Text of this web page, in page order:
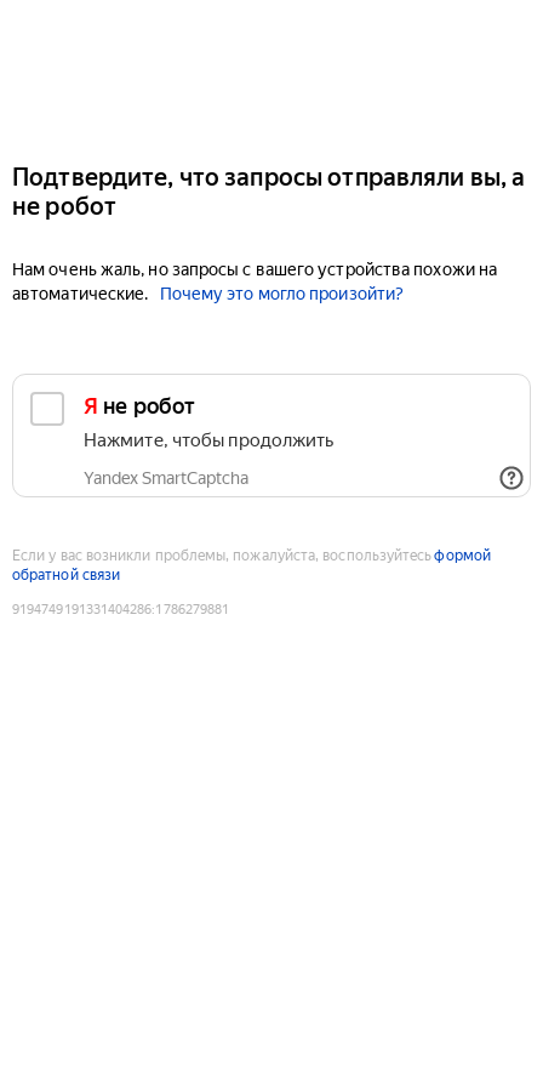
Подтвердите, что запросы отправляли вы, а
не робот
Нам очень жаль, но запросы с вашего устройства похожи на
автоматические.
Почему это могло произойти?
Я не робот
Нажмите, чтобы продолжить
Yandex SmartCaptcha
Если у вас возникли проблемы, пожалуйста, воспользуйтесьформой
обратной связи
9194749191331404286:1786279881